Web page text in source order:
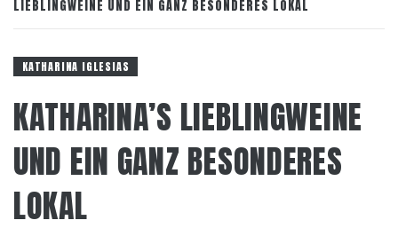
LIEBLINGWEINE UND EIN GANZ BESONDERES LOKAL
KATHARINA IGLESIAS
KATHARINA’S LIEBLINGWEINE
UND EIN GANZ BESONDERES
LOKAL